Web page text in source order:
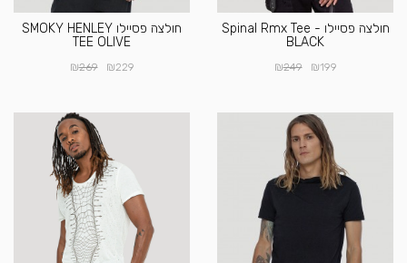
חולצה פסיילו Spinal Rmx Tee -
BLACK
₪199
₪249
חולצה פסיילו SMOKY HENLEY
TEE OLIVE
₪229
₪269